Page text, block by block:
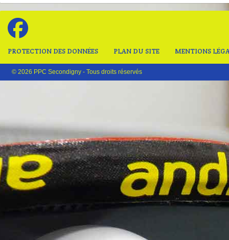
PROTECTION DES DONNÉES PLAN DU SITE MENTIONS
© 2026 PPC Secondigny - Tous droits réservés